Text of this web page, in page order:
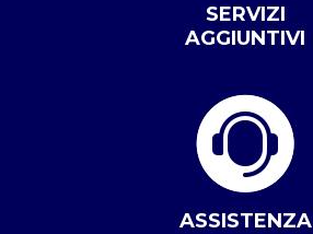
SERVIZI
AGGIUNTIVI
ASSISTENZA